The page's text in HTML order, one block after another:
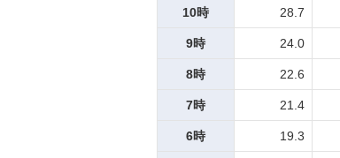
10時 28.7
9時 24.0
8時 22.6
7時 21.4
6時 19.3